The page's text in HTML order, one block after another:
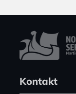
Kontakt